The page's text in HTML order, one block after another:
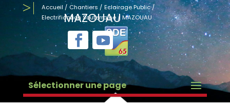
Accueil / Chantiers / Eclairage Public /
Electrification Souterraine / MAZOUAU
MAZOUAU
Sélectionner une page